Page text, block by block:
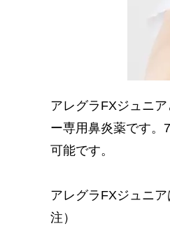
アレグラFXジュニ
ー専用鼻炎薬です。
可能です。
アレグラFXジュニ
注）